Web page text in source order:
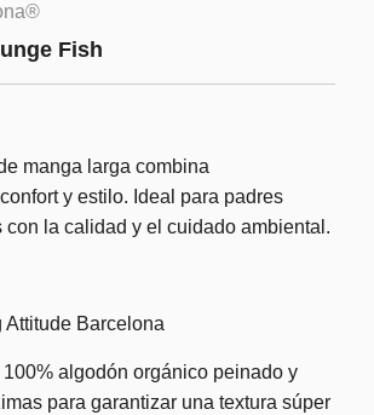
Fish
manga larga combina
y estilo. Ideal para padres
con la calidad y el cuidado ambiental.
Barcelona
100% algodón orgánico peinado y
para garantizar una textura súper